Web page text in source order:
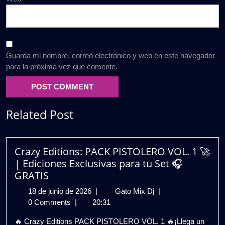
Guarda mi nombre, correo electrónico y web en este navegador
para la próxima vez que comente.
Related Post
Crazy Editions: PACK PISTOLERO VOL. 1 🚀
| Ediciones Exclusivas para tu Set 🎧
GRATIS
18 de junio de 2026 18
de
| Gato Mix Dj Crazy
|
0 Comments | 20:31
🔥 Crazy Editions PACK PISTOLERO VOL. 1 🔥¡Llega un